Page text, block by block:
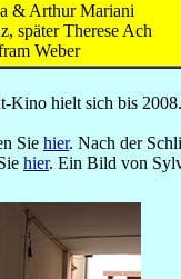
& Arthur Mariani
später Therese Ach
Weber
Kino hielt sich bis
Sie hier. Nach der
hier. Ein Bild von